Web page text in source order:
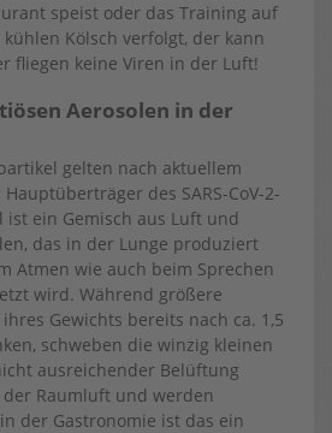
speist oder das Training auf
Kölsch verfolgt, der kann
fliegen keine Viren in der Luft!
Aerosolen in der
gelten nach aktuellem
des SARS-CoV-2-
ist ein Gemisch aus Luft und
das in der Lunge produziert
Atmen wie auch beim Sprechen
wird. Während größere
Gewichts bereits nach ca. 1,5
schweben die winzig kleinen
ausreichender Belüftung
Raumluft und werden
der Gastronomie ist das ein